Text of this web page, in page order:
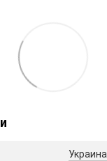
Украина